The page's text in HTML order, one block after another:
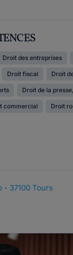
Droit des entreprises
Droit fiscal Droit
Droit de la
commercial Droit
- 37100 Tours